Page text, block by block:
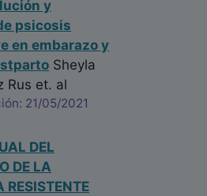
y
psicosis
en embarazo y
Sheyla
Rus et. al
21/05/2021
DEL
DE LA
RESISTENTE